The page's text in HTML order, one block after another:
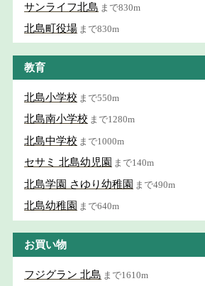
サンライフ北島 まで830m
北島町役場 まで830m
教育
北島小学校 まで550m
北島南小学校 まで1280m
北島中学校 まで1000m
セサミ 北島幼児園 まで140m
北島学園 さゆり幼稚園 まで490m
北島幼稚園 まで640m
お買い物
フジグラン 北島 まで1610m